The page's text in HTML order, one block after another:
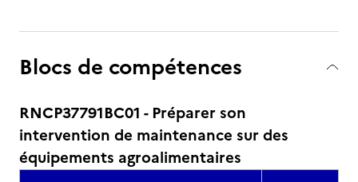
Blocs de compétences
RNCP37791BC01 - Préparer son
intervention de maintenance sur des
équipements agroalimentaires